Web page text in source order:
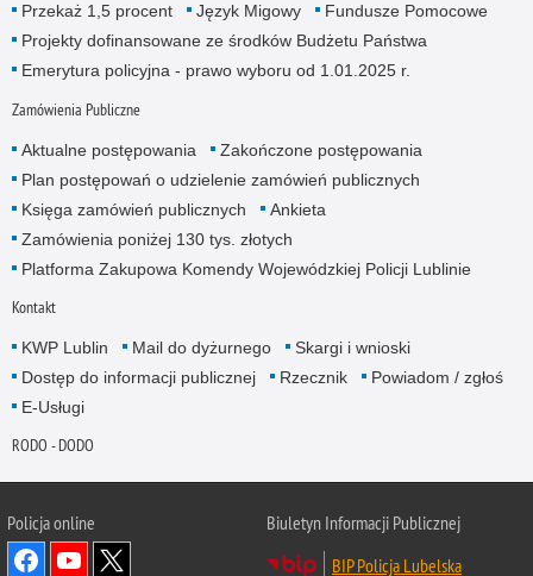
Przekaż 1,5 procent
Język Migowy
Fundusze Pomocowe
Projekty dofinansowane ze środków Budżetu Państwa
Emerytura policyjna - prawo wyboru od 1.01.2025 r.
Zamówienia Publiczne
Aktualne postępowania
Zakończone postępowania
Plan postępowań o udzielenie zamówień publicznych
Księga zamówień publicznych
Ankieta
Zamówienia poniżej 130 tys. złotych
Platforma Zakupowa Komendy Wojewódzkiej Policji Lublinie
Kontakt
KWP Lublin Mail do dyżurnego
Skargi i wnioski
Dostęp do informacji publicznej
Rzecznik
Powiadom / zgłoś
E-Usługi
RODO - DODO
Policja online
Biuletyn Informacji Publicznej
BIP Policja Lubelska